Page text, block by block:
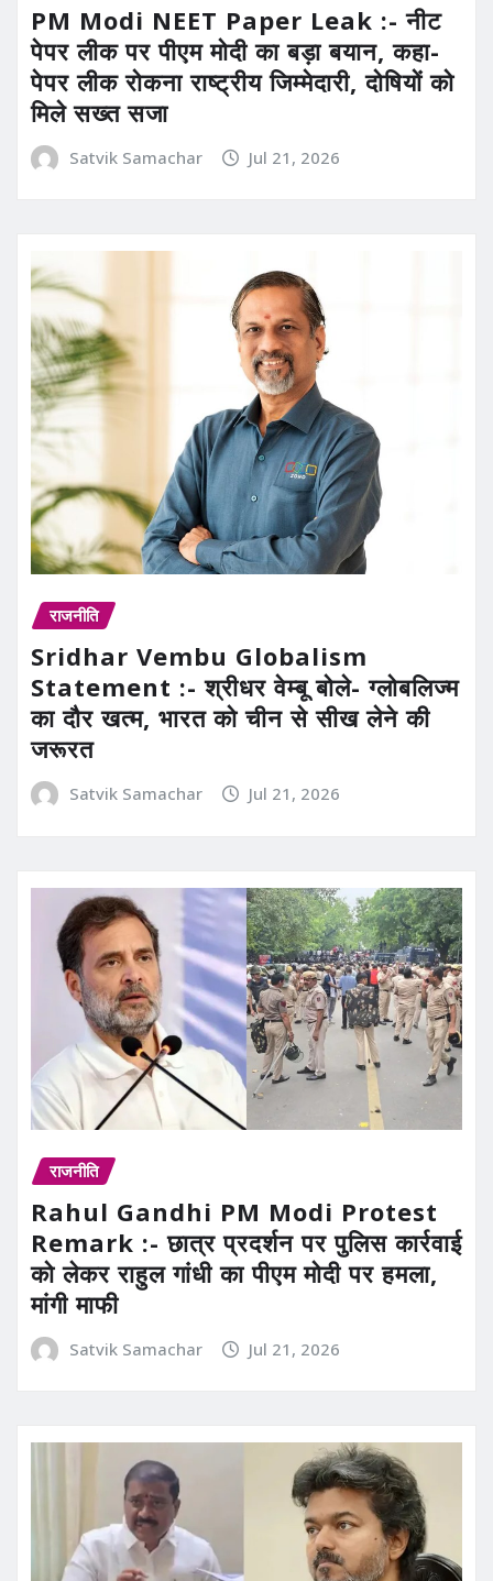
PM Modi NEET Paper Leak :- नीट
पेपर लीक पर पीएम मोदी का बड़ा बयान, कहा-
पेपर लीक रोकना राष्ट्रीय जिम्मेदारी, दोषियों को
मिले सख्त सजा
Satvik Samachar Jul 21, 2026
राजनीति
Sridhar Vembu Globalism
Statement :- श्रीधर वेम्बू बोले- ग्लोबलिज्म
का दौर खत्म, भारत को चीन से सीख लेने की
जरूरत
Satvik Samachar Jul 21, 2026
राजनीति
Rahul Gandhi PM Modi Protest
Remark :- छात्र प्रदर्शन पर पुलिस कार्रवाई
को लेकर राहुल गांधी का पीएम मोदी पर हमला,
मांगी माफी
Satvik Samachar Jul 21, 2026